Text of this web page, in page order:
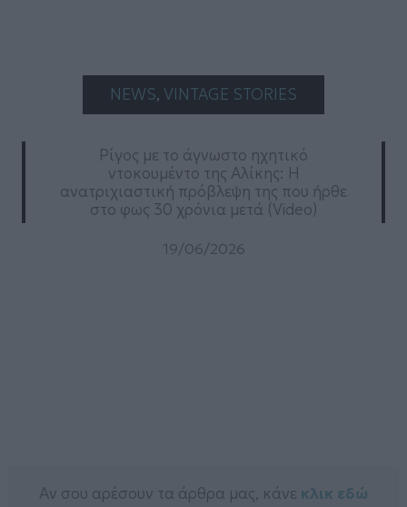
NEWS, VINTAGE STORIES
Ρίγος με το άγνωστο ηχητικό
ντοκουμέντο της Αλίκης: Η
ανατριχιαστική πρόβλεψη της που ήρθε
στο φως 30 χρόνια μετά (Video)
19/06/2026
Αν σου αρέσουν τα άρθρα μας, κάνε κλικ εδώ